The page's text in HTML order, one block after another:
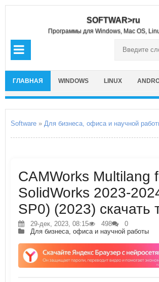
SOFTWAR>ru
Программы для Windows, Mac OS,
ГЛАВНАЯ WINDOWS LINUX
Software » Для бизнеса, офиса и научной
CAMWorks Multilang
SolidWorks 2023-
SP0) (2023) скачать
29-дек, 2023, 08:15 498
0
Для бизнеса, офиса и научной работы